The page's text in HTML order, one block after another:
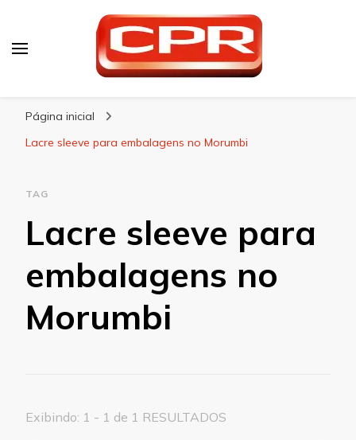
Página inicial
Lacre sleeve para embalagens no Morumbi
TAG
Lacre sleeve para
embalagens no
Morumbi
Exibindo: 1 - 1 de 1 RESULTADOS